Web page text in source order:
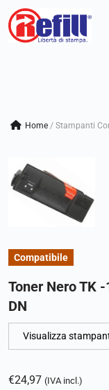
Vai
Home / Stampanti
Compatibile
Toner Nero TK
DN
Visualizza
€24,97 (IVA incl.)